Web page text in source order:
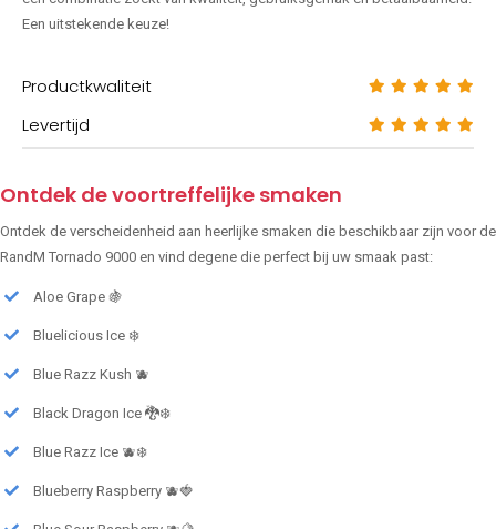
Een uitstekende keuze!
Productkwaliteit
Levertijd
Ontdek de voortreffelijke smaken
Ontdek de verscheidenheid aan heerlijke smaken die beschikbaar zijn voor de
RandM Tornado 9000 en vind degene die perfect bij uw smaak past:
Aloe Grape 🍇
Bluelicious Ice ❄️
Blue Razz Kush 🫐
Black Dragon Ice 🐉❄️
Blue Razz Ice 🫐❄️
Blueberry Raspberry 🫐🍓